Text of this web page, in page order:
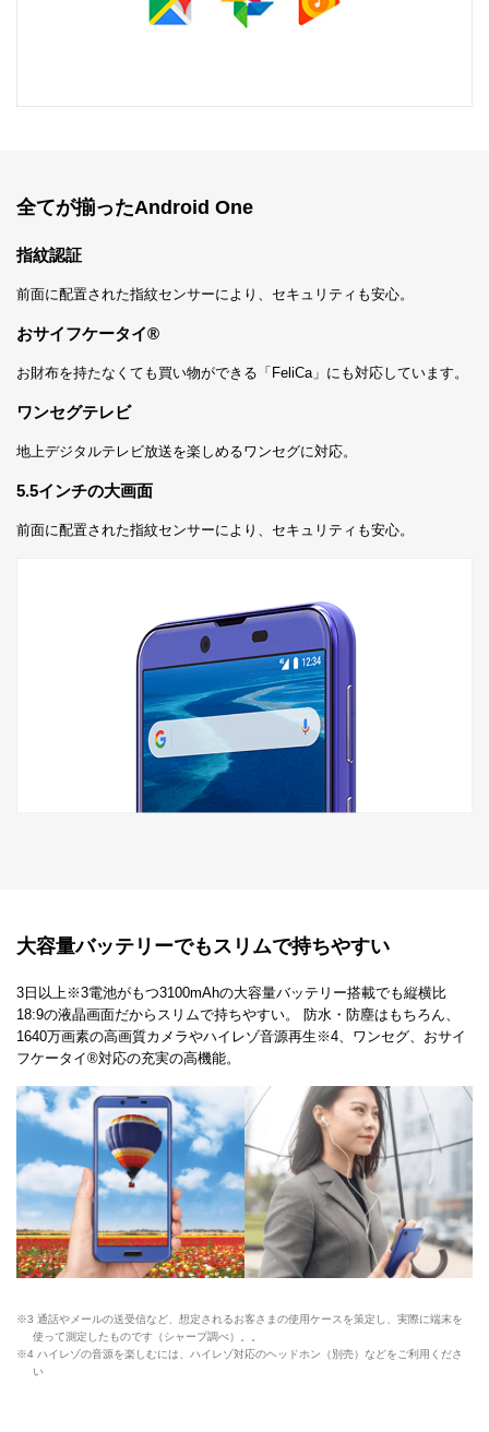
全てが揃ったAndroid One
指紋認証
前面に配置された指紋センサーにより、セキュリティも安心。
おサイフケータイ®
お財布を持たなくても買い物ができる「FeliCa」にも対応しています。
ワンセグテレビ
地上デジタルテレビ放送を楽しめるワンセグに対応。
5.5インチの大画面
前面に配置された指紋センサーにより、セキュリティも安心。
大容量バッテリーでもスリムで持ちやすい
3日以上※3電池がもつ3100mAhの大容量バッテリー搭載でも縦横比
18:9の液晶画面だからスリムで持ちやすい。 防水・防塵はもちろん、
1640万画素の高画質カメラやハイレゾ音源再生※4、ワンセグ、おサイ
フケータイ®対応の充実の高機能。
※3 通話やメールの送受信など、想定されるお客さまの使用ケースを策定し、実際に端末を
使って測定したものです（シャープ調べ）。。
※4 ハイレゾの音源を楽しむには、ハイレゾ対応のヘッドホン（別売）などをご利用くださ
い